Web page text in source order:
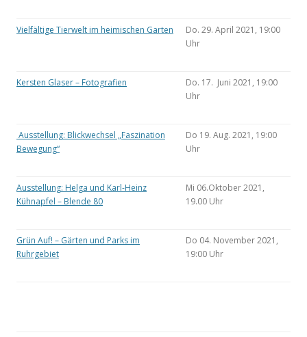
Vielfältige Tierwelt im heimischen Garten
Do. 29. April 2021, 19:00
Uhr
Kersten Glaser – Fotografien
Do. 17. Juni 2021, 19:00
Uhr
Ausstellung: Blickwechsel „Faszination
Bewegung“
Do 19. Aug. 2021, 19:00
Uhr
Ausstellung: Helga und Karl-Heinz
Kühnapfel – Blende 80
Mi 06.Oktober 2021,
19.00 Uhr
Grün Auf! – Gärten und Parks im
Ruhrgebiet
Do 04. November 2021,
19:00 Uhr